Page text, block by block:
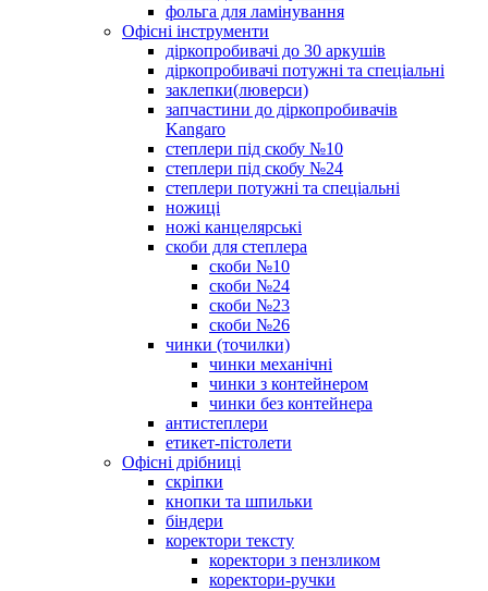
фольга для ламінування
Офісні інструменти
діркопробивачі до 30 аркушів
діркопробивачі потужні та спеціальні
заклепки(люверси)
запчастини до діркопробивачів
Kangaro
степлери під скобу №10
степлери під скобу №24
степлери потужні та спеціальні
ножиці
ножі канцелярські
скоби для степлера
скоби №10
скоби №24
скоби №23
скоби №26
чинки (точилки)
чинки механічні
чинки з контейнером
чинки без контейнера
антистеплери
етикет-пістолети
Офісні дрібниці
скріпки
кнопки та шпильки
біндери
коректори тексту
коректори з пензликом
коректори-ручки